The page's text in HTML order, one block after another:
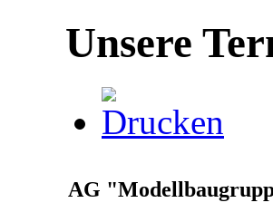
Unsere
AG